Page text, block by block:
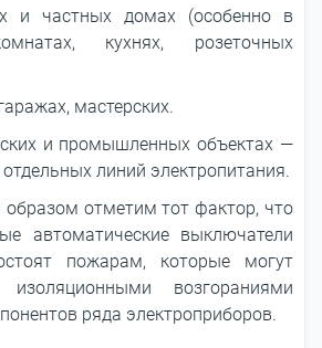
и частных домах (особенно в
кухнях, розеточных
мастерских.
и промышленных объектах —
линий электропитания.
отметим тот фактор, что
автоматические выключатели
пожарам, которые могут
возгораниями
ряда электроприборов.